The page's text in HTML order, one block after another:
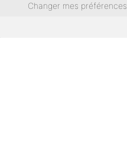
Changer mes préférences